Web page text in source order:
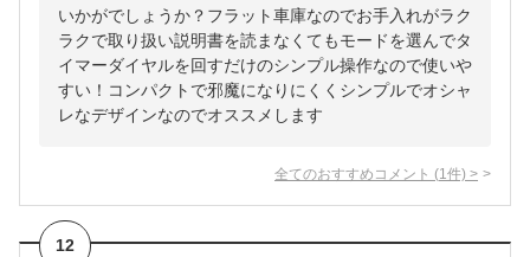
いかがでしょうか？フラット車庫なのでお手入れがラク
ラクで取り扱い説明書を読まなくてもモードを選んでタ
イマーダイヤルを回すだけのシンプル操作なので使いや
すい！コンパクトで邪魔になりにくくシンプルでオシャ
レなデザインなのでオススメします
全てのおすすめコメント (1 件) >
12